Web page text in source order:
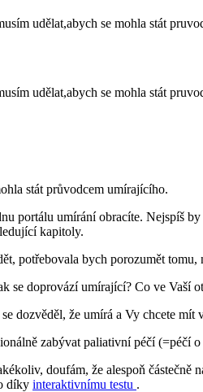
udělat,abych se mohla stát
udělat,abych se mohla stát
stát průvodcem umírajícího.
portálu umírání obracíte. Nejspíš
kapitoly.
potřebovala bych porozumět tomu,
se doprovází umírající? Co ve Vaší
dozvěděl, že umírá a Vy chcete
zabývat paliativní péčí (=péčí
doufám, že alespoň
díky interaktivnímu testu .